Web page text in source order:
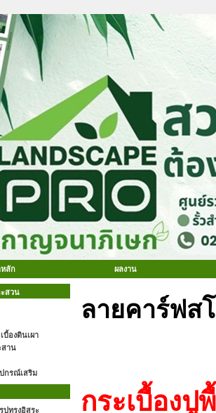
ลัก ผลงาน
สวน
บื้องดินเผา
สาน
กรณ์เสริม
ปทรงอิสระ
ลายคาร์ฟส
กระเบื้อง